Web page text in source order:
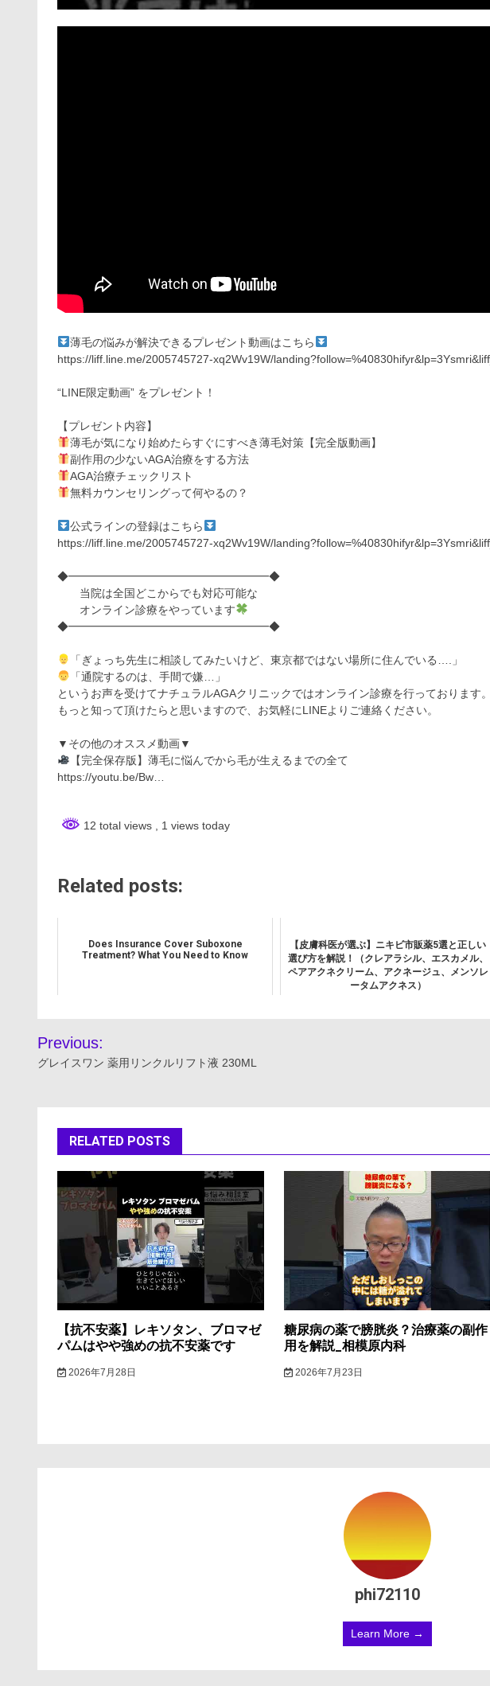
薄毛の悩みが解決できるプレゼント動画はこちら
https://liff.line.me/2005745727-xq2Wv19W/
“LINE限定動画” をプレゼント！
【プレゼント内容】
薄毛が気になり始めたらすぐにすべき薄毛対策【完全版動画】
副作用の少ないAGA治療をする方法
AGA治療チェックリスト
無料カウンセリングって何やるの？
公式ラインの登録はこちら
https://liff.line.me/2005745727-xq2Wv19W/
◆━━━━━━━━━━━━━━━━━━◆
当院は全国どこからでも対応可能な
オンライン診療をやっています
◆━━━━━━━━━━━━━━━━━━◆
「ぎょっち先生に相談してみたいけど、東京都ではない場所に住んでいる….」
「通院するのは、手間で嫌…」
というお声を受けてナチュラルAGAクリニックではオンライン診療を行っております
もっと知って頂けたらと思いますので、お気軽にLINEよりご連絡ください。
▼その他のオススメ動画▼
【完全保存版】薄毛に悩んでから毛が生えるまでの全て
https://youtu.be/Bw…
12 total views , 1 views today
Related posts:
Does Insurance Cover Suboxone
Treatment? What You Need to Know
【皮膚科医が選ぶ】ニキビ市販薬5選と正しい
選び方を解説！（クレアラシル、エスカメル、
ペアアクネクリーム、アクネージュ、メンソレ
ータムアクネス）
投
稿
ビ
ゲ
ー
ョ
ン
Previous:
グレイスワン 薬用リンクルリフト液 230ML
RELATED POSTS
【抗不安薬】レキソタン、ブロマゼ
パムはやや強めの抗不安薬です
2026年7月28日
糖尿病の薬で膀胱炎？治療薬の副作
用を解説_相模原内科
2026年7月23日
phi72110
Learn More →